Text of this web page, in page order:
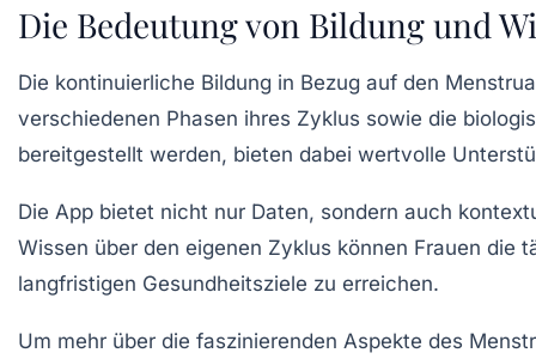
Die Bedeutung von Bildung und
Die kontinuierliche Bildung in Bezug auf den
verschiedenen Phasen ihres Zyklus sowie die
bereitgestellt werden, bieten dabei wertvolle
Die App bietet nicht nur Daten, sondern auch
Wissen über den eigenen Zyklus können Frauen die
langfristigen Gesundheitsziele zu erreichen.
Um mehr über die faszinierenden Aspekte des